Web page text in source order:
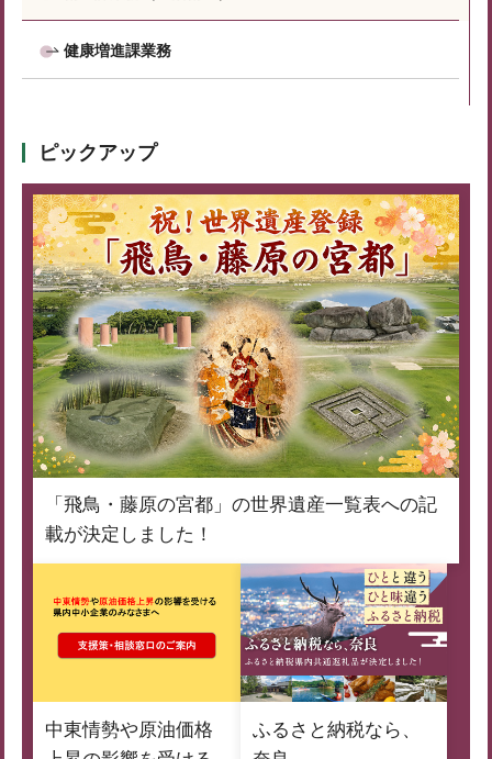
健康増進課業務
ピックアップ
「飛鳥・藤原の宮都」の世界遺産一覧表への記
載が決定しました！
中東情勢や原油価格
ふるさと納税なら、